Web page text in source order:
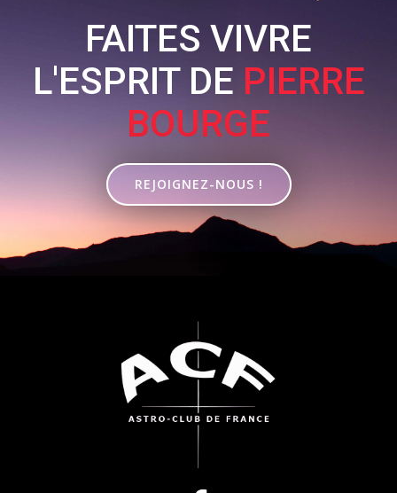
FAITES VIVRE
L'ESPRIT DE PIERRE
BOURGE
REJOIGNEZ-NOUS !